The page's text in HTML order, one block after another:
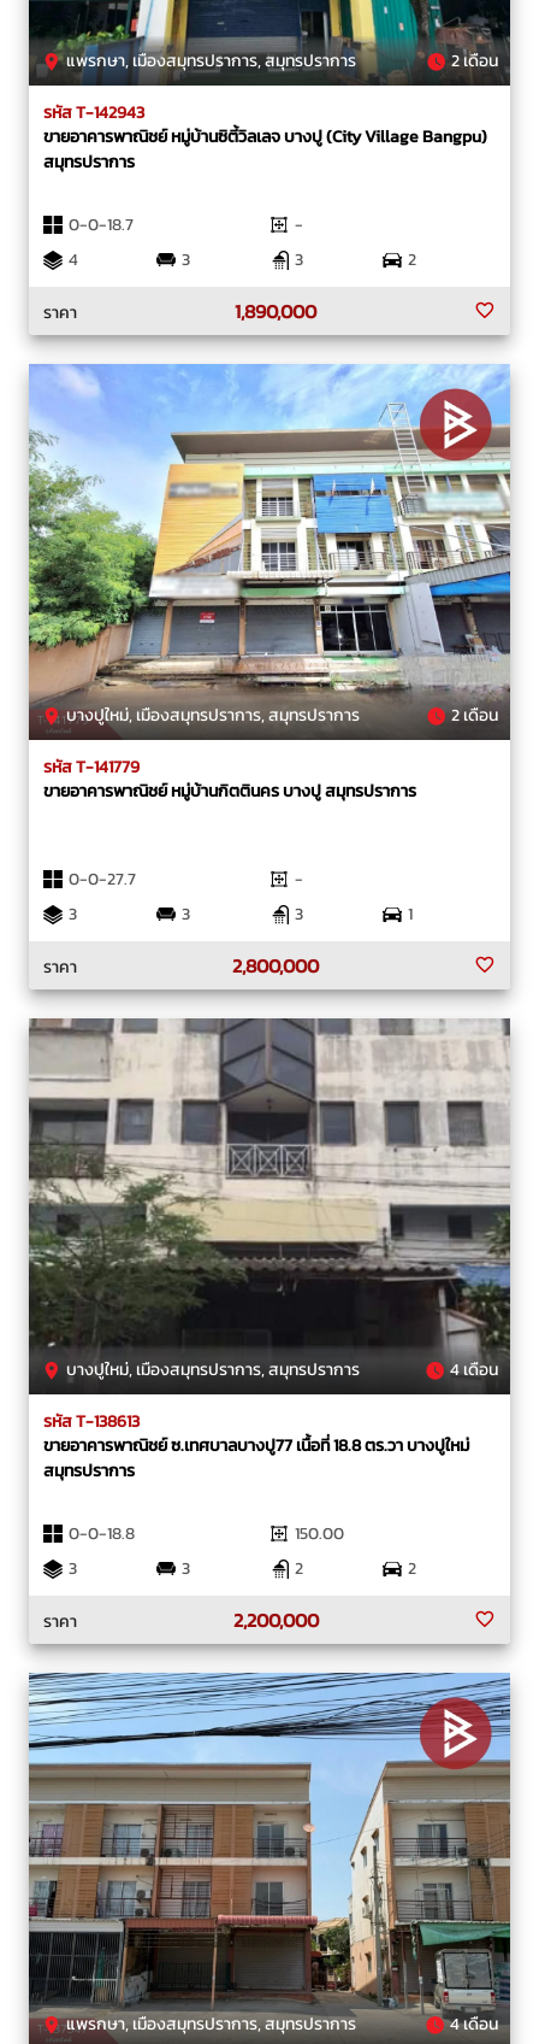
แพรกษา, เมืองสมุทรปราการ, สมุทรปราการ 2 เดือน
รหัส T-142943
ขายอาคารพาณิชย์ หมู่บ้านซิตี้วิลเลจ บางปู (City Village Bangpu)
สมุทรปราการ
0-0-18.7
-
4
3 3
2
ราคา
1,890,000
บางปูใหม่, เมืองสมุทรปราการ, สมุทรปราการ 2 เดือน
รหัส T-141779
ขายอาคารพาณิชย์ หมู่บ้านกิตตินคร บางปู สมุทรปราการ
0-0-27.7
-
3
3 3
1
ราคา
2,800,000
บางปูใหม่, เมืองสมุทรปราการ, สมุทรปราการ 4 เดือน
รหัส T-138613
ขายอาคารพาณิชย์ ซ.เทศบาลบางปู77 เนื้อที่ 18.8 ตร.วา บางปูใหม่
สมุทรปราการ
0-0-18.8
150.00
3
3 2
2
ราคา
2,200,000
แพรกษา, เมืองสมุทรปราการ, สมุทรปราการ 4 เดือน